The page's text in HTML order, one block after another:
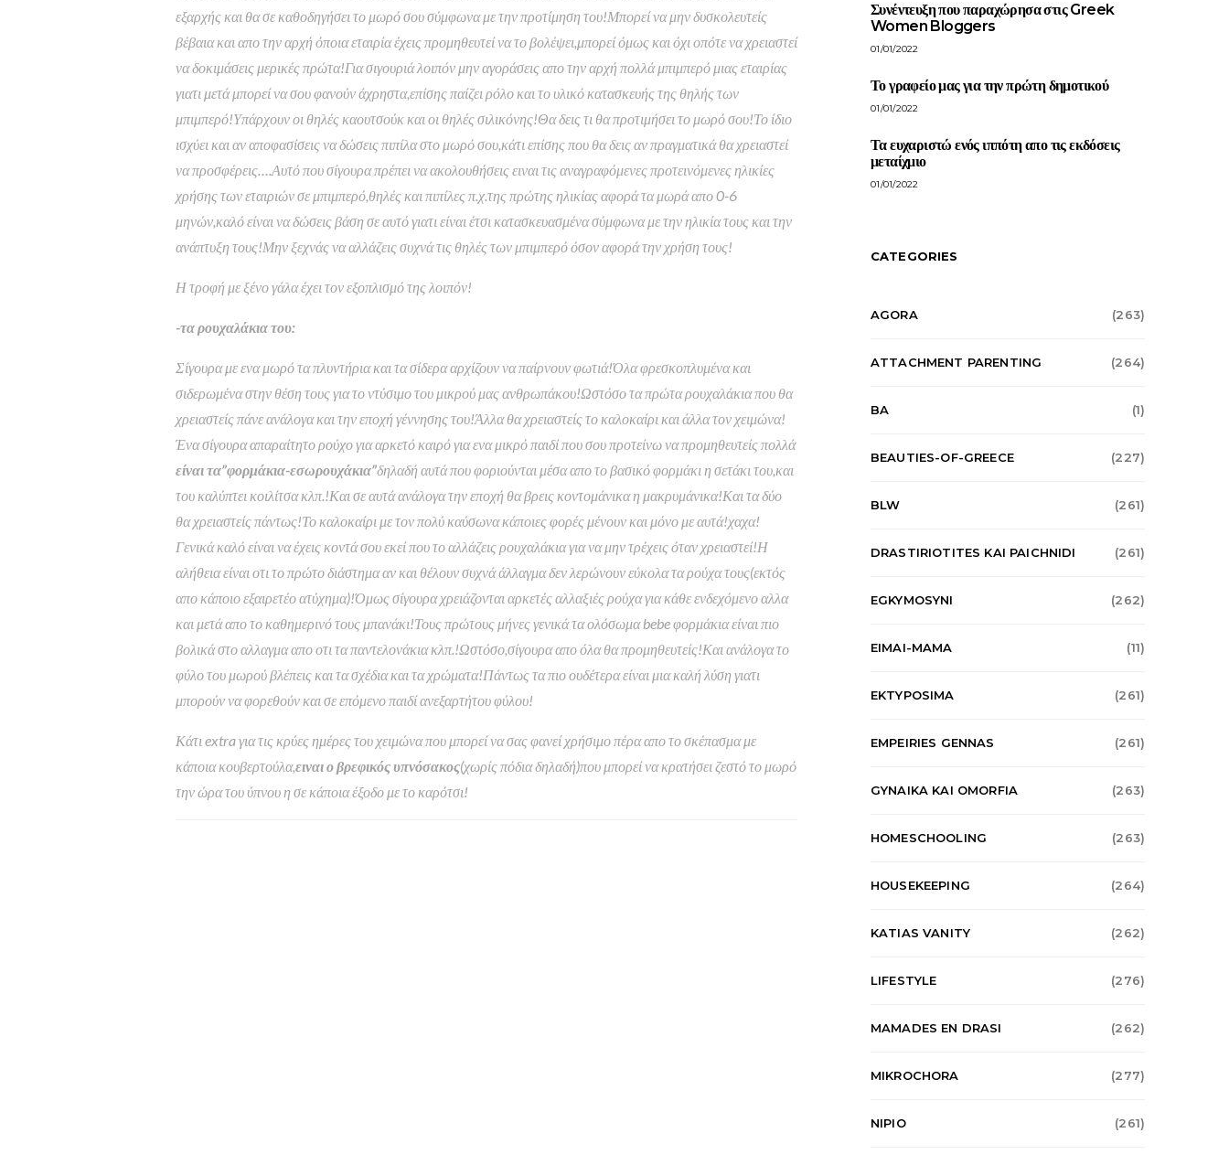
εξαρχής και θα σε καθοδηγήσει το μωρό σου σύμφωνα με την προτίμηση του!Μπορεί να μην δυσκολευτείς
βέβαια και απο την αρχή όποια εταιρία έχεις προμηθευτεί να το βολέψει,μπορεί όμως και όχι οπότε να χρειαστεί
να δοκιμάσεις μερικές πρώτα!Για σιγουριά λοιπόν μην αγοράσεις απο την αρχή πολλά μπιμπερό μιας εταιρίας
γιατι μετά μπορεί να σου φανούν άχρηστα,επίσης παίζει ρόλο και το υλικό κατασκευής της θηλής των
μπιμπερό!Υπάρχουν οι θηλές καουτσούκ και οι θηλές σιλικόνης!Θα δεις τι θα προτιμήσει το μωρό σου!Το ίδιο
ισχύει και αν αποφασίσεις να δώσεις πιπίλα στο μωρό σου,κάτι επίσης που θα δεις αν πραγματικά θα χρειαστεί
να προσφέρεις….Αυτό που σίγουρα πρέπει να ακολουθήσεις ειναι τις αναγραφόμενες προτεινόμενες ηλικίες
χρήσης των εταιριών σε μπιμπερό,θηλές και πιπίλες π.χ.της πρώτης ηλικίας αφορά τα μωρά απο 0-6
μηνών,καλό είναι να δώσεις βάση σε αυτό γιατι είναι έτσι κατασκευασμένα σύμφωνα με την ηλικία τους και την
ανάπτυξη τους!Μην ξεχνάς να αλλάζεις συχνά τις θηλές των μπιμπερό όσον αφορά την χρήση τους!
Η τροφή με ξένο γάλα έχει τον εξοπλισμό της λοιπόν!
-τα ρουχαλάκια του:
Σίγουρα με ενα μωρό τα πλυντήρια και τα σίδερα αρχίζουν να παίρνουν φωτιά!Όλα φρεσκοπλυμένα και
σιδερωμένα στην θέση τους για το ντύσιμο του μικρού μας ανθρωπάκου!Ωστόσο τα πρώτα ρουχαλάκια που θα
χρειαστείς πάνε ανάλογα και την εποχή γέννησης του!Άλλα θα χρειαστείς το καλοκαίρι και άλλα τον χειμώνα!
Ένα σίγουρα απαραίτητο ρούχο για αρκετό καιρό για ενα μικρό παιδί που σου προτείνω να προμηθευτείς πολλά
είναι τα”φορμάκια-εσωρουχάκια”δηλαδή αυτά που φοριούνται μέσα απο το βασικό φορμάκι η σετάκι του,και
του καλύπτει κοιλίτσα κλπ.!Και σε αυτά ανάλογα την εποχή θα βρεις κοντομάνικα η μακρυμάνικα!Και τα δύο
θα χρειαστείς πάντως!Το καλοκαίρι με τον πολύ καύσωνα κάποιες φορές μένουν και μόνο με αυτά!χαχα!
Γενικά καλό είναι να έχεις κοντά σου εκεί που το αλλάζεις ρουχαλάκια για να μην τρέχεις όταν χρειαστεί!Η
αλήθεια είναι οτι το πρώτο διάστημα αν και θέλουν συχνά άλλαγμα δεν λερώνουν εύκολα τα ρούχα τους(εκτός
απο κάποιο εξαιρετέο ατύχημα)!Όμως σίγουρα χρειάζονται αρκετές αλλαξιές ρούχα για κάθε ενδεχόμενο αλλα
και μετά απο το καθημερινό τους μπανάκι!Τους πρώτους μήνες γενικά τα ολόσωμα bebe φορμάκια είναι πιο
βολικά στο αλλαγμα απο οτι τα παντελονάκια κλπ.!Ωστόσο,σίγουρα απο όλα θα προμηθευτείς!Και ανάλογα το
φύλο του μωρού βλέπεις και τα σχέδια και τα χρώματα!Πάντως τα πιο ουδέτερα είναι μια καλή λύση γιατι
μπορούν να φορεθούν και σε επόμενο παιδί ανεξαρτήτου φύλου!
Κάτι extra για τις κρύες ημέρες του χειμώνα που μπορεί να σας φανεί χρήσιμο πέρα απο το σκέπασμα με
κάποια κουβερτούλα,ειναι ο βρεφικός υπνόσακος(χωρίς πόδια δηλαδή)που μπορεί να κρατήσει ζεστό το μωρό
την ώρα του ύπνου η σε κάποια έξοδο με το καρότσι!
Συνέντευξη που παραχώρησα στις Greek
Women Bloggers
01/01/2022
Το γραφείο μας για την πρώτη δημοτικού
01/01/2022
Τα ευχαριστώ ενός ιππότη απο τις εκδόσεις
μεταίχμιο
01/01/2022
CATEGORIES
AGORA (263)
ATTACHMENT PARENTING (264)
BA (1)
BEAUTIES-OF-GREECE (227)
BLW (261)
DRASTIRIOTITES KAI PAICHNIDI (261)
EGKYMOSYNI (262)
EIMAI-MAMA (11)
EKTYPOSIMA (261)
EMPEIRIES GENNAS (261)
GYNAIKA KAI OMORFIA (263)
HOMESCHOOLING (263)
HOUSEKEEPING (264)
KATIAS VANITY (262)
LIFESTYLE (276)
MAMADES EN DRASI (262)
MIKROCHORA (277)
NIPIO (261)